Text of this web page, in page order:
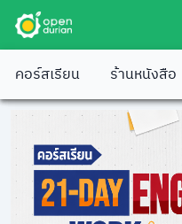
คอร์สเรียน ร้านหนังสือ